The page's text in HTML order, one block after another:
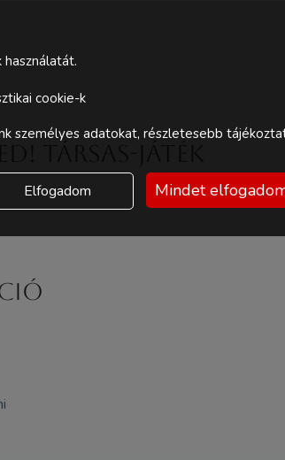
Társas-játék
cookie-k
személyes adatokat, részletesebb
Elfogadom Mindet